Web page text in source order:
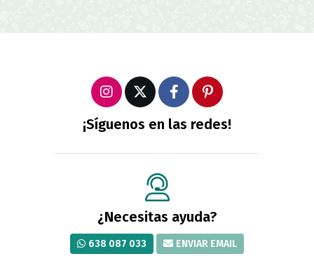
¡Síguenos en las redes!
¿Necesitas ayuda?
638 087 033 ENVIAR EMAIL